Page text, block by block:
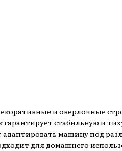
и оверлочные
стабильную и
адаптировать машину под
для домашнего